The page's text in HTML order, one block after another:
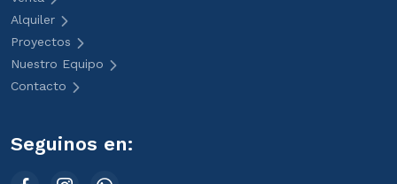
Alquiler
Proyectos
Nuestro Equipo
Contacto
Seguinos en: